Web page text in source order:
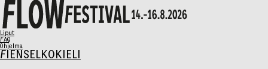
Liput
FAQ
Ohjelma
FI ENSELKOKIELI